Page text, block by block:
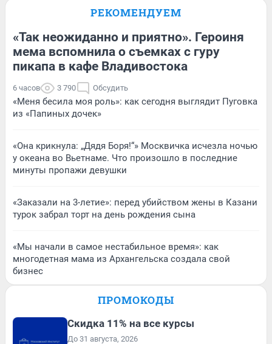
РЕКОМЕНДУЕМ
«Так неожиданно и приятно». Героиня
мема вспомнила о съемках с гуру
пикапа в кафе Владивостока
6 часов 3 790 Обсудить
«Меня бесила моя роль»: как сегодня выглядит Пуговка
из «Папиных дочек»
«Она крикнула: „Дядя Боря!“» Москвичка исчезла ночью
у океана во Вьетнаме. Что произошло в последние
минуты пропажи девушки
«Заказали на 3-летие»: перед убийством жены в Казани
турок забрал торт на день рождения сына
«Мы начали в самое нестабильное время»: как
многодетная мама из Архангельска создала свой
бизнес
ПРОМОКОДЫ
Скидка 11% на все курсы
До 31 августа, 2026